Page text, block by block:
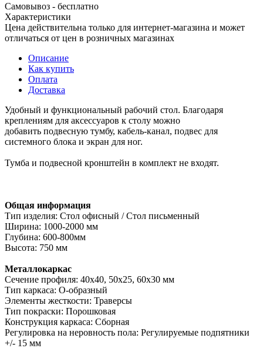
Самовывоз - бесплатно
Характеристики
Цена действительна только для интернет-магазина и может
отличаться от цен в розничных магазинах
Описание
Как купить
Оплата
Доставка
Удобный и функциональный рабочий стол. Благодаря
креплениям для аксессуаров к столу можно
добавить подвесную тумбу, кабель-канал, подвес для
системного блока и экран для ног.
Тумба и подвесной кронштейн в комплект не входят.
Общая информация
Тип изделия: Стол офисный / Стол письменный
Ширина: 1000-2000 мм
Глубина: 600-800мм
Высота: 750 мм
Металлокаркас
Сечение профиля: 40х40, 50х25, 60х30 мм
Тип каркаса: О-образный
Элементы жесткости: Траверсы
Тип покраски: Порошковая
Конструкция каркаса: Сборная
Регулировка на неровность пола: Регулируемые подпятники
+/- 15 мм